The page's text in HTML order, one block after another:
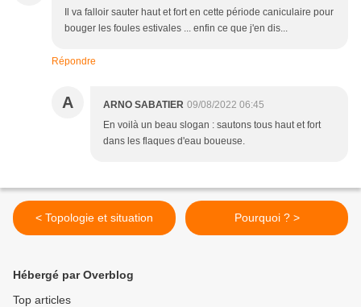
Il va falloir sauter haut et fort en cette période caniculaire pour
bouger les foules estivales ... enfin ce que j'en dis...
Répondre
A ARNO SABATIER 09/08/2022 06:45
En voilà un beau slogan : sautons tous haut et fort
dans les flaques d'eau boueuse.
< Topologie et situation Pourquoi ? >
Hébergé par Overblog
Top articles